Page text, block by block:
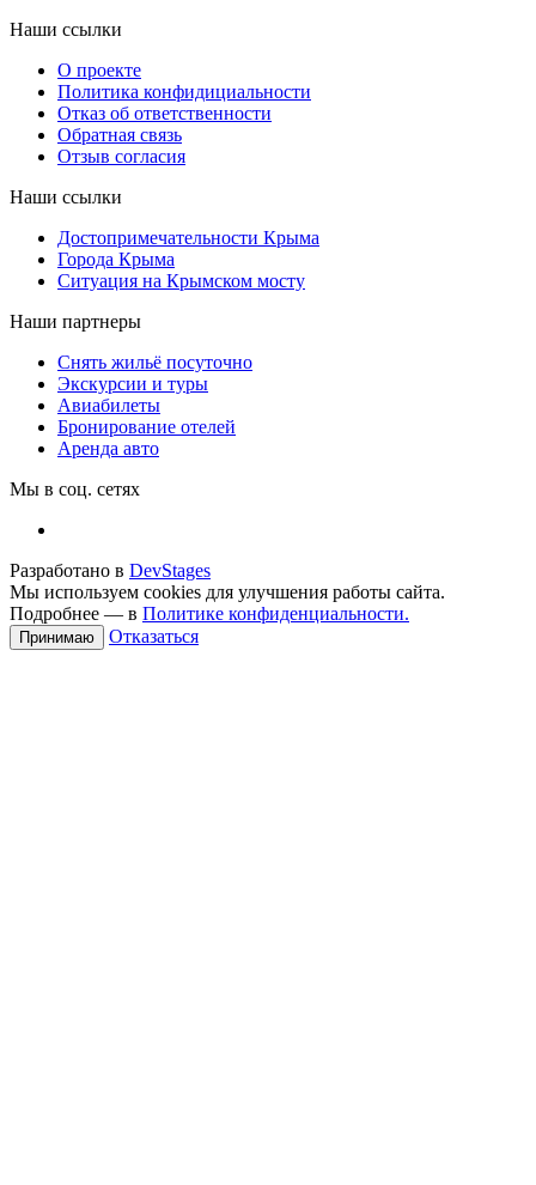
Наши ссылки
О проекте
Политика конфидициальности
Отказ об ответственности
Обратная связь
Отзыв согласия
Наши ссылки
Достопримечательности Крыма
Города Крыма
Ситуация на Крымском мосту
Наши партнеры
Снять жильё посуточно
Экскурсии и туры
Авиабилеты
Бронирование отелей
Аренда авто
Мы в соц. сетях
Разработано в DevStages
Мы используем cookies для улучшения работы сайта.
Подробнее — в Политике конфиденциальности.
Принимаю Отказаться